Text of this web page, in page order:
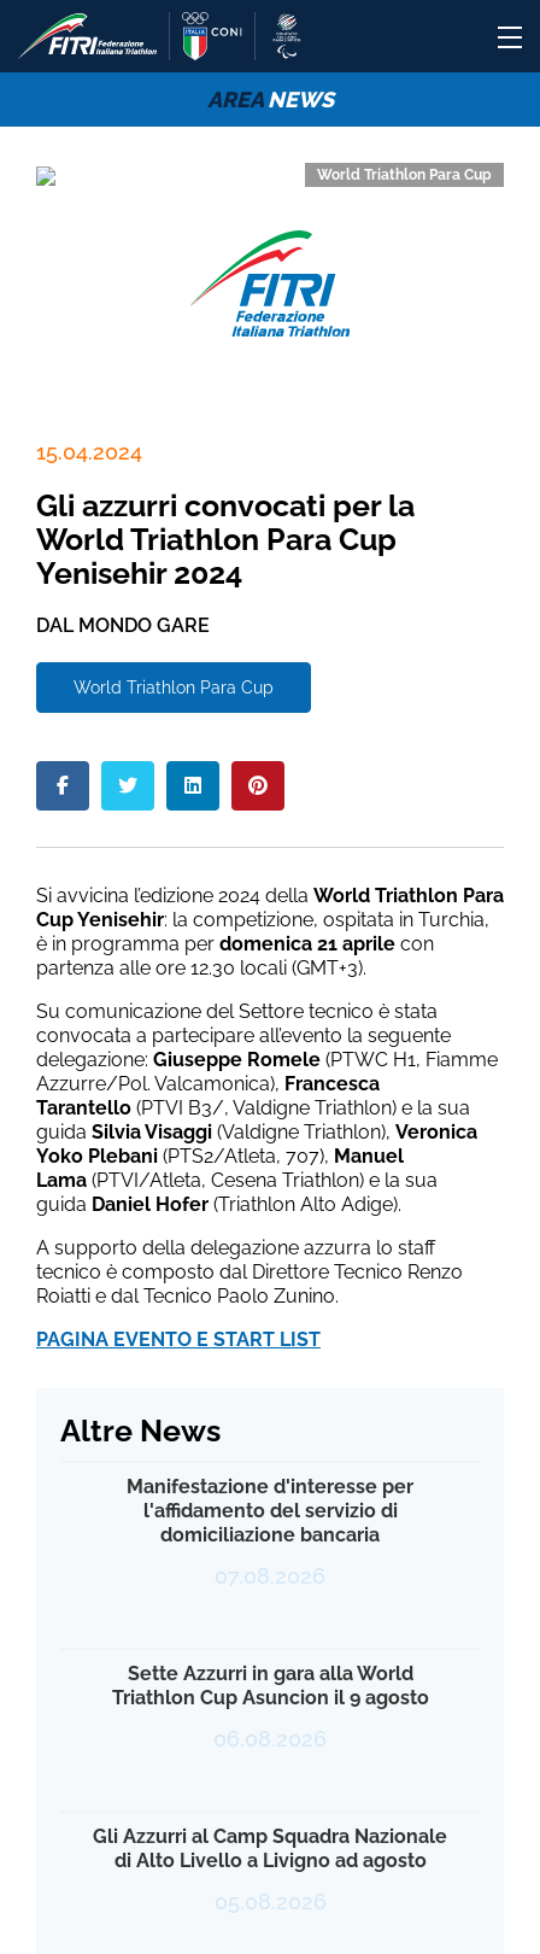
AREANEWS
World Triathlon Para Cup
15.04.2024
Gli azzurri convocati per la
World Triathlon Para Cup
Yenisehir 2024
DAL MONDO GARE
World Triathlon Para Cup
Si avvicina l’edizione 2024 della World Triathlon Para
Cup Yenisehir: la competizione, ospitata in Turchia,
è in programma per domenica 21 aprile con
partenza alle ore 12.30 locali (GMT+3).
Su comunicazione del Settore tecnico è stata
convocata a partecipare all’evento la seguente
delegazione: Giuseppe Romele (PTWC H1, Fiamme
Azzurre/Pol. Valcamonica), Francesca
Tarantello (PTVI B3/, Valdigne Triathlon) e la sua
guida Silvia Visaggi (Valdigne Triathlon), Veronica
Yoko Plebani (PTS2/Atleta, 707), Manuel
Lama (PTVI/Atleta, Cesena Triathlon) e la sua
guida Daniel Hofer (Triathlon Alto Adige).
A supporto della delegazione azzurra lo staff
tecnico è composto dal Direttore Tecnico Renzo
Roiatti e dal Tecnico Paolo Zunino.
PAGINA EVENTO E START LIST
Altre News
Manifestazione d'interesse per
l'affidamento del servizio di
domiciliazione bancaria
07.08.2026
Sette Azzurri in gara alla World
Triathlon Cup Asuncion il 9 agosto
06.08.2026
Gli Azzurri al Camp Squadra Nazionale
di Alto Livello a Livigno ad agosto
05.08.2026